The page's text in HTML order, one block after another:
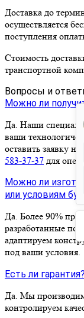
Доставка до
осуществляется
поступления
Стоимость
транспортной
Вопросы и
Можно ли
Да. Наши
ваши
оставить заявку
583-37-37 для
Можно ли
или условиям
Да. Более 90%
разработанные
адаптируем
под ваши условия.
Есть ли гарантия?
Да. Мы
контролируем